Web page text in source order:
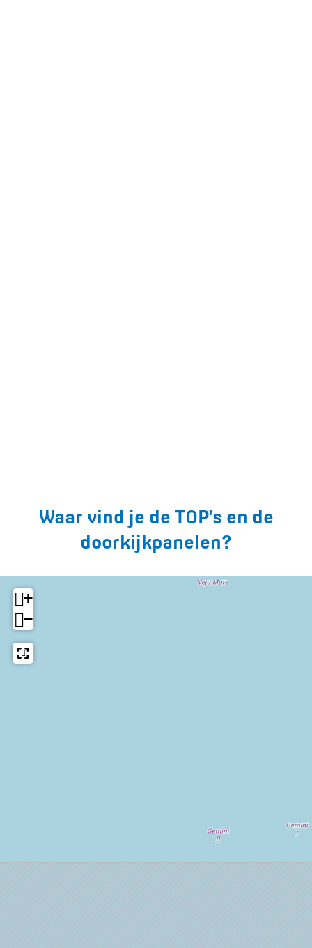
Waar vind je de TOP's en de
doorkijkpanelen?
+
−